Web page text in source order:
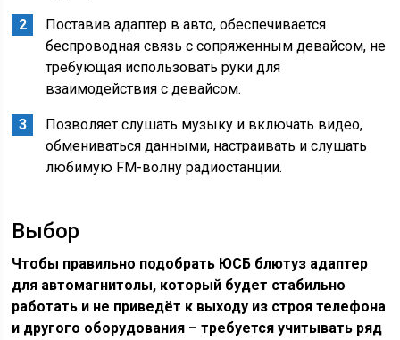
Поставив адаптер в авто, обеспечивается
беспроводная связь с сопряженным девайсом, не
требующая использовать руки для
взаимодействия с девайсом.
Позволяет слушать музыку и включать видео,
обмениваться данными, настраивать и слушать
любимую FM-волну радиостанции.
Выбор
Чтобы правильно подобрать ЮСБ блютуз адаптер
для автомагнитолы, который будет стабильно
работать и не приведёт к выходу из строя телефона
и другого оборудования – требуется учитывать ряд